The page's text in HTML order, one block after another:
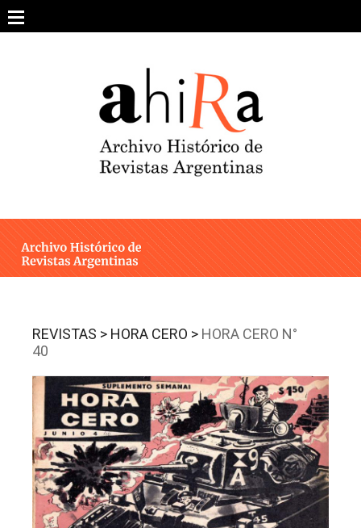
content
ARCHIVO DE REVISTAS
ESTUDIOS CRÍTICOS
INTEGRANTES
CONTACTO
Facebook
Instagram
Twitter
Mail
REVISTAS > HORA CERO > HORA CERO N°
40